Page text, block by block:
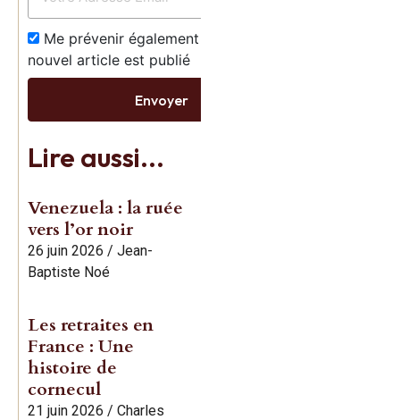
Me prévenir également dès qu’un
nouvel article est publié
Envoyer
Lire aussi...
Venezuela : la ruée
vers l’or noir
26 juin 2026 / Jean-
Baptiste Noé
Les retraites en
France : Une
histoire de
cornecul
21 juin 2026 / Charles